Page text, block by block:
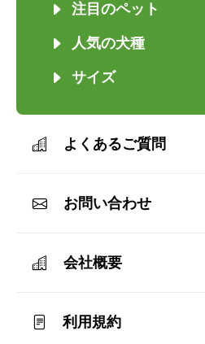
注目のペット
人気の犬種
サイズ
よくあるご質問
お問い合わせ
会社概要
利用規約